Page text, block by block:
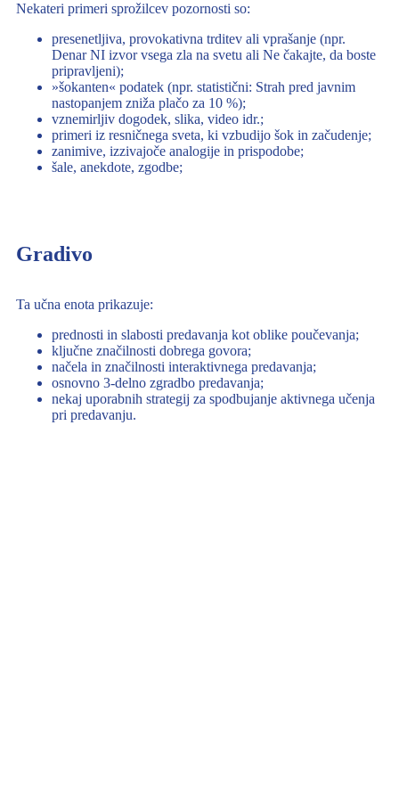
Nekateri primeri sprožilcev pozornosti so:
presenetljiva, provokativna trditev ali vprašanje (npr.
Denar NI izvor vsega zla na svetu ali Ne čakajte, da boste
pripravljeni);
»šokanten« podatek (npr. statistični: Strah pred javnim
nastopanjem zniža plačo za 10 %);
vznemirljiv dogodek, slika, video idr.;
primeri iz resničnega sveta, ki vzbudijo šok in začudenje;
zanimive, izzivajoče analogije in prispodobe;
šale, anekdote, zgodbe;
Gradivo
Ta učna enota prikazuje:
prednosti in slabosti predavanja kot oblike poučevanja;
ključne značilnosti dobrega govora;
načela in značilnosti interaktivnega predavanja;
osnovno 3-delno zgradbo predavanja;
nekaj uporabnih strategij za spodbujanje aktivnega učenja
pri predavanju.